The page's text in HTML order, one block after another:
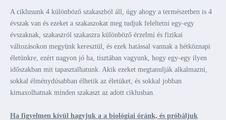
A ciklusunk 4 különböző szakaszból áll, úgy ahogy a természetben is 4
évszak van és ezeket a szakaszokat meg tudjuk feleltetni egy-egy
évszaknak, szakaszról szakaszra különböző érzelmi és fizikai
változásokon megyünk keresztül, és ezek hatással vannak a hétköznapi
életünkre, ezért nagyon jó ha, tisztában vagyunk, hogy egy-egy ilyen
időszakban mit tapasztalhatunk. Akik ezeket megtanulják alkalmazni,
sokkal élménydúsabban élhetik az életüket, és sokkal jobban
kimaxolhatnak minden szakaszt az adott ciklusban.
Ha figyelmen kívül hagyjuk a a biológiai óránk, és próbáljuk